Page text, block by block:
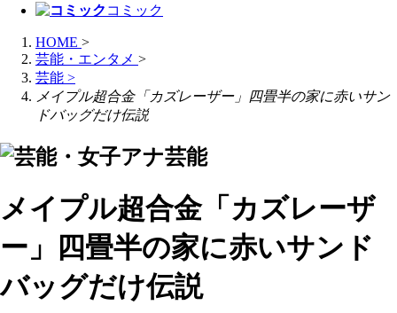
コミック
HOME >
芸能・エンタメ >
芸能 >
メイプル超合金「カズレーザー」四畳半の家に赤いサン
ドバッグだけ伝説
芸能
メイプル超合金「カズレーザ
ー」四畳半の家に赤いサンド
バッグだけ伝説